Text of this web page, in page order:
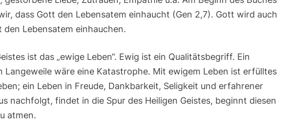
dass Gott den Lebensatem einhaucht (Gen 2,7). Gott wird auch
den Lebensatem einhauchen.
ist das „ewige Leben“. Ewig ist ein Qualitätsbegriff. Ein
Langeweile wäre eine Katastrophe. Mit ewigem Leben ist erfülltes
ein Leben in Freude, Dankbarkeit, Seligkeit und erfahrener
nachfolgt, findet in die Spur des Heiligen Geistes, beginnt diesen
atmen.